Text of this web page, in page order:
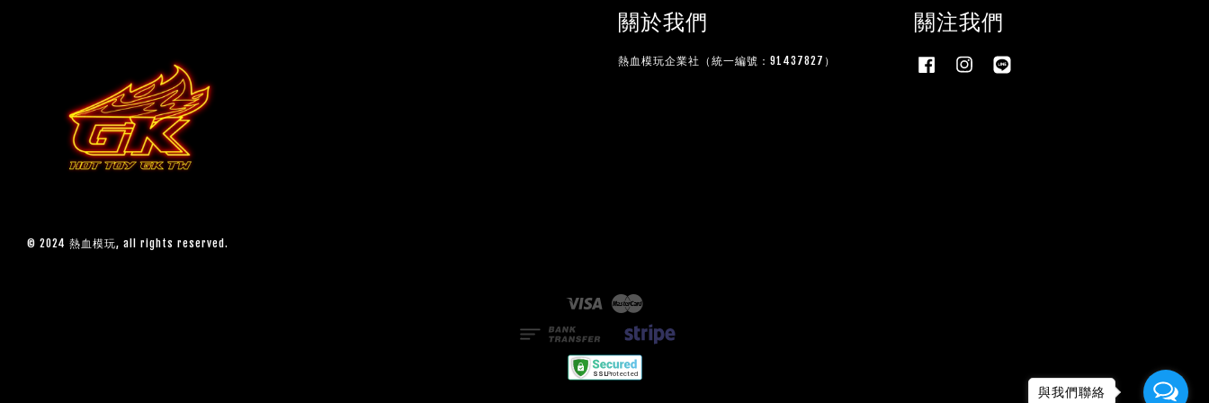
© 2024 熱血模玩, all rights reserved.
關於我們
熱血模玩企業社（統一編號：91437827）
關注我們
Facebook Instagram
Visa
與我們聯絡